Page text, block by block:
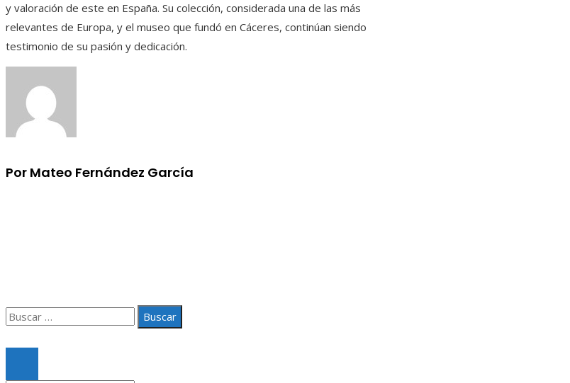
y valoración de este en España. Su colección, considerada una de las más
relevantes de Europa, y el museo que fundó en Cáceres, continúan siendo
testimonio de su pasión y dedicación.
Por Mateo Fernández García
Buscar: